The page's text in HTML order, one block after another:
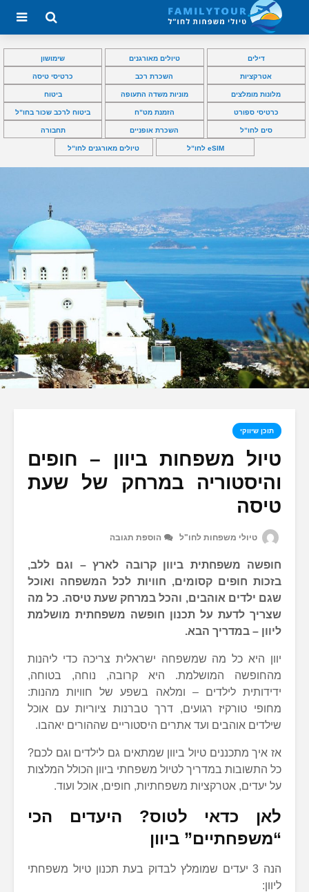
דילים טיולים מאורגנים שימושון
אטרקציות השכרת רכב כרטיסי טיסה
מלונות מומלצים מוניות משדה התעופה ביטוח
כרטיסי ספורט הזמנת מט”ח ביטוח לרכב שכור בחו”ל
סים לחו”ל השכרת אופניים תחבורה
eSIM לחו”ל טיולים מאורגנים לחו”ל
תוכן שיווקי
טיול משפחות ביוון – חופים
והיסטוריה במרחק של שעת
טיסה
טיולי משפחות לחו"ל הוספת תגובה
חופשה משפחתית ביוון קרובה לארץ – וגם ללב,
בזכות חופים קסומים, חוויות לכל המשפחה ואוכל
שגם ילדים אוהבים, והכל במרחק שעת טיסה. כל מה
שצריך לדעת על תכנון חופשה משפחתית מושלמת
ליוון – במדריך הבא.
יוון היא כל מה שמשפחה ישראלית צריכה כדי ליהנות
מהחופשה המושלמת. היא קרובה, נוחה, בטוחה,
ידידותית לילדים – ומלאה בשפע של חוויות מהנות:
מחופי טורקיז רגועים, דרך טברנות ציוריות עם אוכל
שילדים אוהבים ועד אתרים היסטוריים שההורים יאהבו.
אז איך מתכננים טיול ביוון שמתאים גם לילדים וגם לכם?
כל התשובות במדריך לטיול משפחתי ביוון הכולל המלצות
על יעדים, אטרקציות משפחתיות, חופים, אוכל ועוד.
לאן כדאי לטוס? היעדים הכי
“משפחתיים” ביוון
הנה 3 יעדים שמומלץ לבדוק בעת תכנון טיול משפחתי
ליוון: